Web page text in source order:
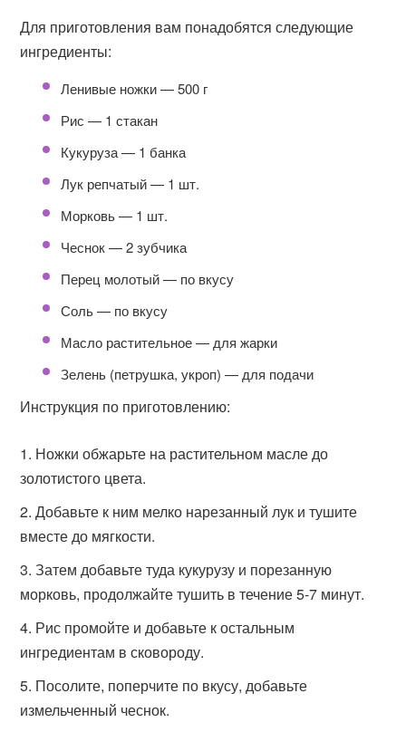
Для приготовления вам понадобятся следующие
ингредиенты:
Ленивые ножки — 500 г
Рис — 1 стакан
Кукуруза — 1 банка
Лук репчатый — 1 шт.
Морковь — 1 шт.
Чеснок — 2 зубчика
Перец молотый — по вкусу
Соль — по вкусу
Масло растительное — для жарки
Зелень (петрушка, укроп) — для подачи
Инструкция по приготовлению:
Ножки обжарьте на растительном масле до
золотистого цвета.
Добавьте к ним мелко нарезанный лук и тушите
вместе до мягкости.
Затем добавьте туда кукурузу и порезанную
морковь, продолжайте тушить в течение 5-7 минут.
Рис промойте и добавьте к остальным
ингредиентам в сковороду.
Посолите, поперчите по вкусу, добавьте
измельченный чеснок.